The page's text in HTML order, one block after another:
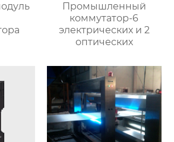
Промышленный
коммутатор-6
электрических и 2
оптических